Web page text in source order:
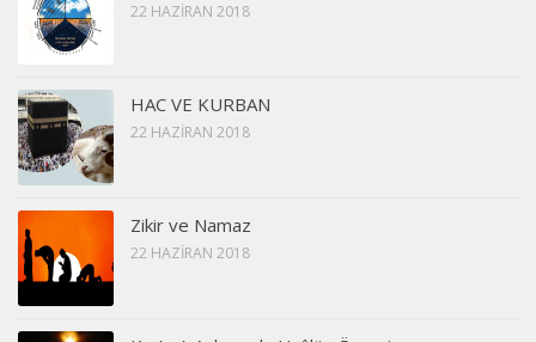
22 HAZIRAN 2018
HAC VE KURBAN
22 HAZIRAN 2018
Zikir ve Namaz
22 HAZIRAN 2018